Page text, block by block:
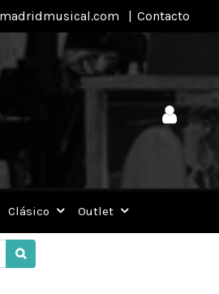
| Contacto
Clásico Outlet